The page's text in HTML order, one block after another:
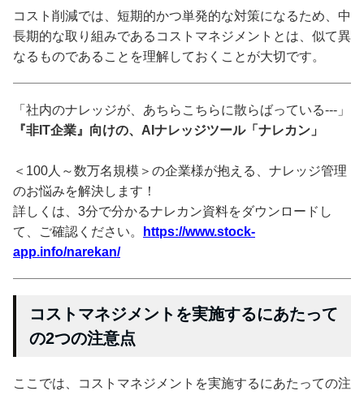
コスト削減では、短期的かつ単発的な対策になるため、中
長期的な取り組みであるコストマネジメントとは、似て異
なるものであることを理解しておくことが大切です。
「社内のナレッジが、あちらこちらに散らばっている---」
『非IT企業』向けの、AIナレッジツール「ナレカン」
＜100人～数万名規模＞の企業様が抱える、ナレッジ管理
のお悩みを解決します！
詳しくは、3分で分かるナレカン資料をダウンロードし
て、ご確認ください。
https://www.stock-
app.info/narekan/
コストマネジメントを実施するにあたって
の2つの注意点
ここでは、コストマネジメントを実施するにあたっての注